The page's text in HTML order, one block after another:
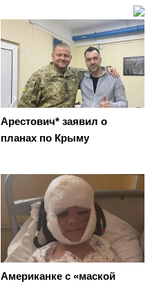
Арестович* заявил о
планах по Крыму
Американке с «маской